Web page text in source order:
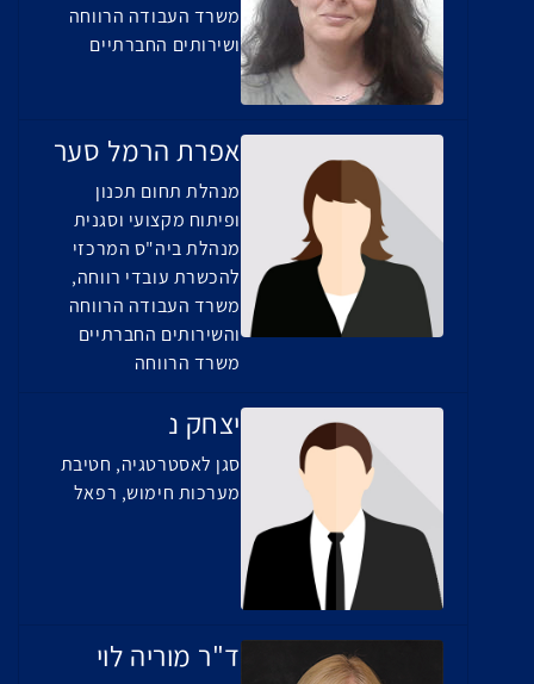
משרד העבודה הרווחה
ושירותים החברתיים
אפרת הרמל סער
מנהלת תחום תכנון
ופיתוח מקצועי וסגנית
מנהלת ביה"ס המרכזי
להכשרת עובדי רווחה,
משרד העבודה הרווחה
והשירותים החברתיים
משרד הרווחה
יצחק נ
סגן לאסטרטגיה, חטיבת
מערכות חימוש, רפאל
ד"ר מוריה לוי